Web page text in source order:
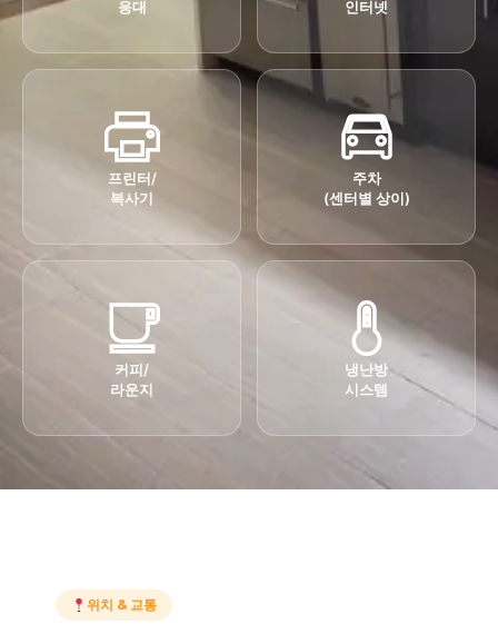
응대 인터넷
프린터/
복사기
주차
(센터별 상이)
커피/
라운지
냉난방
시스템
위치 & 교통